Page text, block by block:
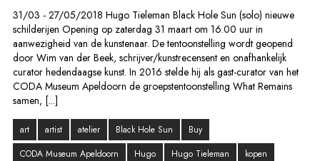
31/03 - 27/05/2018 Hugo Tieleman Black Hole Sun (solo) nieuwe
schilderijen Opening op zaterdag 31 maart om 16.00 uur in
aanwezigheid van de kunstenaar. De tentoonstelling wordt geopend
door Wim van der Beek, schrijver/kunstrecensent en onafhankelijk
curator hedendaagse kunst. In 2016 stelde hij als gast-curator van het
CODA Museum Apeldoorn de groepstentoonstelling What Remains
samen, [...]
art artist atelier Black Hole Sun
Buy
CODA Museum Apeldoorn
Hugo Hugo Tieleman
kopen